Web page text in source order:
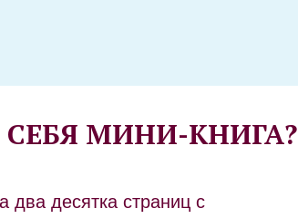
два десятка страниц с
СЕБЯ МИНИ-КНИГА?